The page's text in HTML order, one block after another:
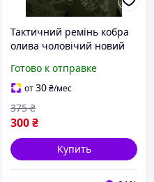
Тактичний ремінь кобра
олива чоловічий новий
міцний для військового та
повсякденного
використання
Готово к отправке
от30₴/мес
300₴
375 ₴
Купить